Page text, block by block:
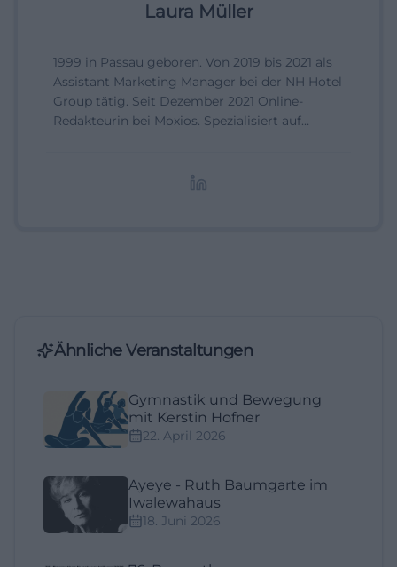
Laura Müller
1999 in Passau geboren. Von 2019 bis 2021 als
Assistant Marketing Manager bei der NH Hotel
Group tätig. Seit Dezember 2021 Online-
Redakteurin bei Moxios. Spezialisiert auf
Ähnliche Veranstaltungen
Gymnastik und Bewegung
mit Kerstin Hofner
22. April 2026
Ayeye - Ruth Baumgarte im
Iwalewahaus
18. Juni 2026